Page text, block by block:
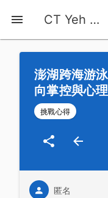
CT Yeh 公路車基地
首頁 運動知識
澎湖跨海游
向掌控與心
挑戰心得
匿名